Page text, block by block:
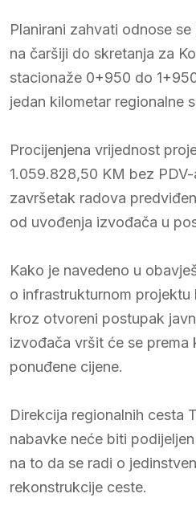
Planirani zahvati odnose
na čaršiji do skretanja za
stacionaže 0+950 do
jedan kilometar regionalne
Procijenjena vrijednost
1.059.828,50 KM bez
završetak radova
od uvođenja izvođača u
Kako je navedeno u
o infrastrukturnom
kroz otvoreni postupak
izvođača vršit će se prema
ponuđene cijene.
Direkcija regionalnih cesta
nabavke neće biti
na to da se radi o
rekonstrukcije ceste.